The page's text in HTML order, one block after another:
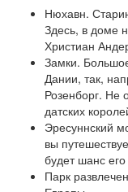
Нюхавн.
Здесь, в доме
Христиан
Замки.
Дании, так,
Розенборг. Не
датских
Эресуннский
вы
будет шанс его
Парк